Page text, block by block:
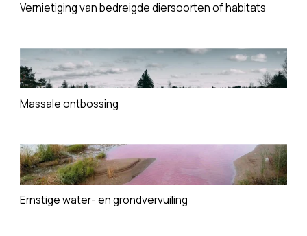
Vernietiging van bedreigde diersoorten of habitats
Massale ontbossing
Ernstige water- en grondvervuiling